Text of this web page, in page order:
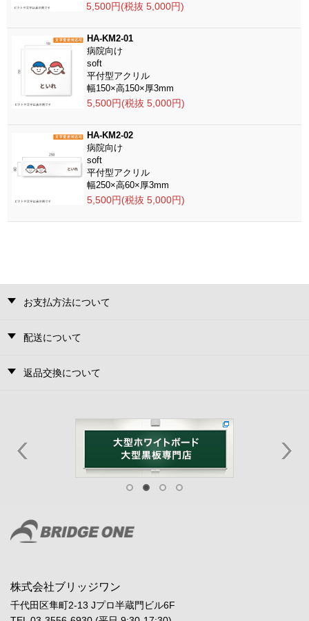
5,500円(税抜 5,000円)
HA-KM2-01
病院向け
soft
平付型アクリル
幅150×高150×厚3mm
5,500円(税抜 5,000円)
HA-KM2-02
病院向け
soft
平付型アクリル
幅250×高60×厚3mm
5,500円(税抜 5,000円)
お支払方法について
配送について
返品交換について
株式会社ブリッジワン
千代田区隼町2-13 Jプロ半蔵門ビル6F